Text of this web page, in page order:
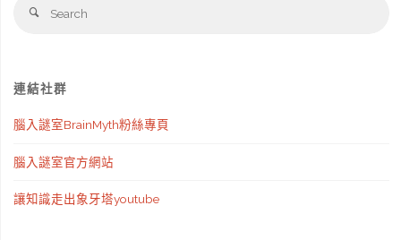
Search
連結社群
腦入謎室BrainMyth粉絲專頁
腦入謎室官方網站
讓知識走出象牙塔youtube